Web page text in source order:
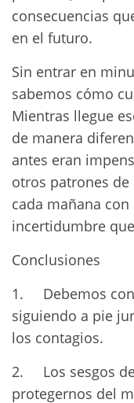
consecuencias
en el futuro.
Sin entrar en
sabemos cómo
Mientras llegue
de manera
antes eran
otros patrones
cada mañana
incertidumbre
Conclusiones
1. Debemos
siguiendo a pie
los contagios.
2. Los sesgos
protegernos del